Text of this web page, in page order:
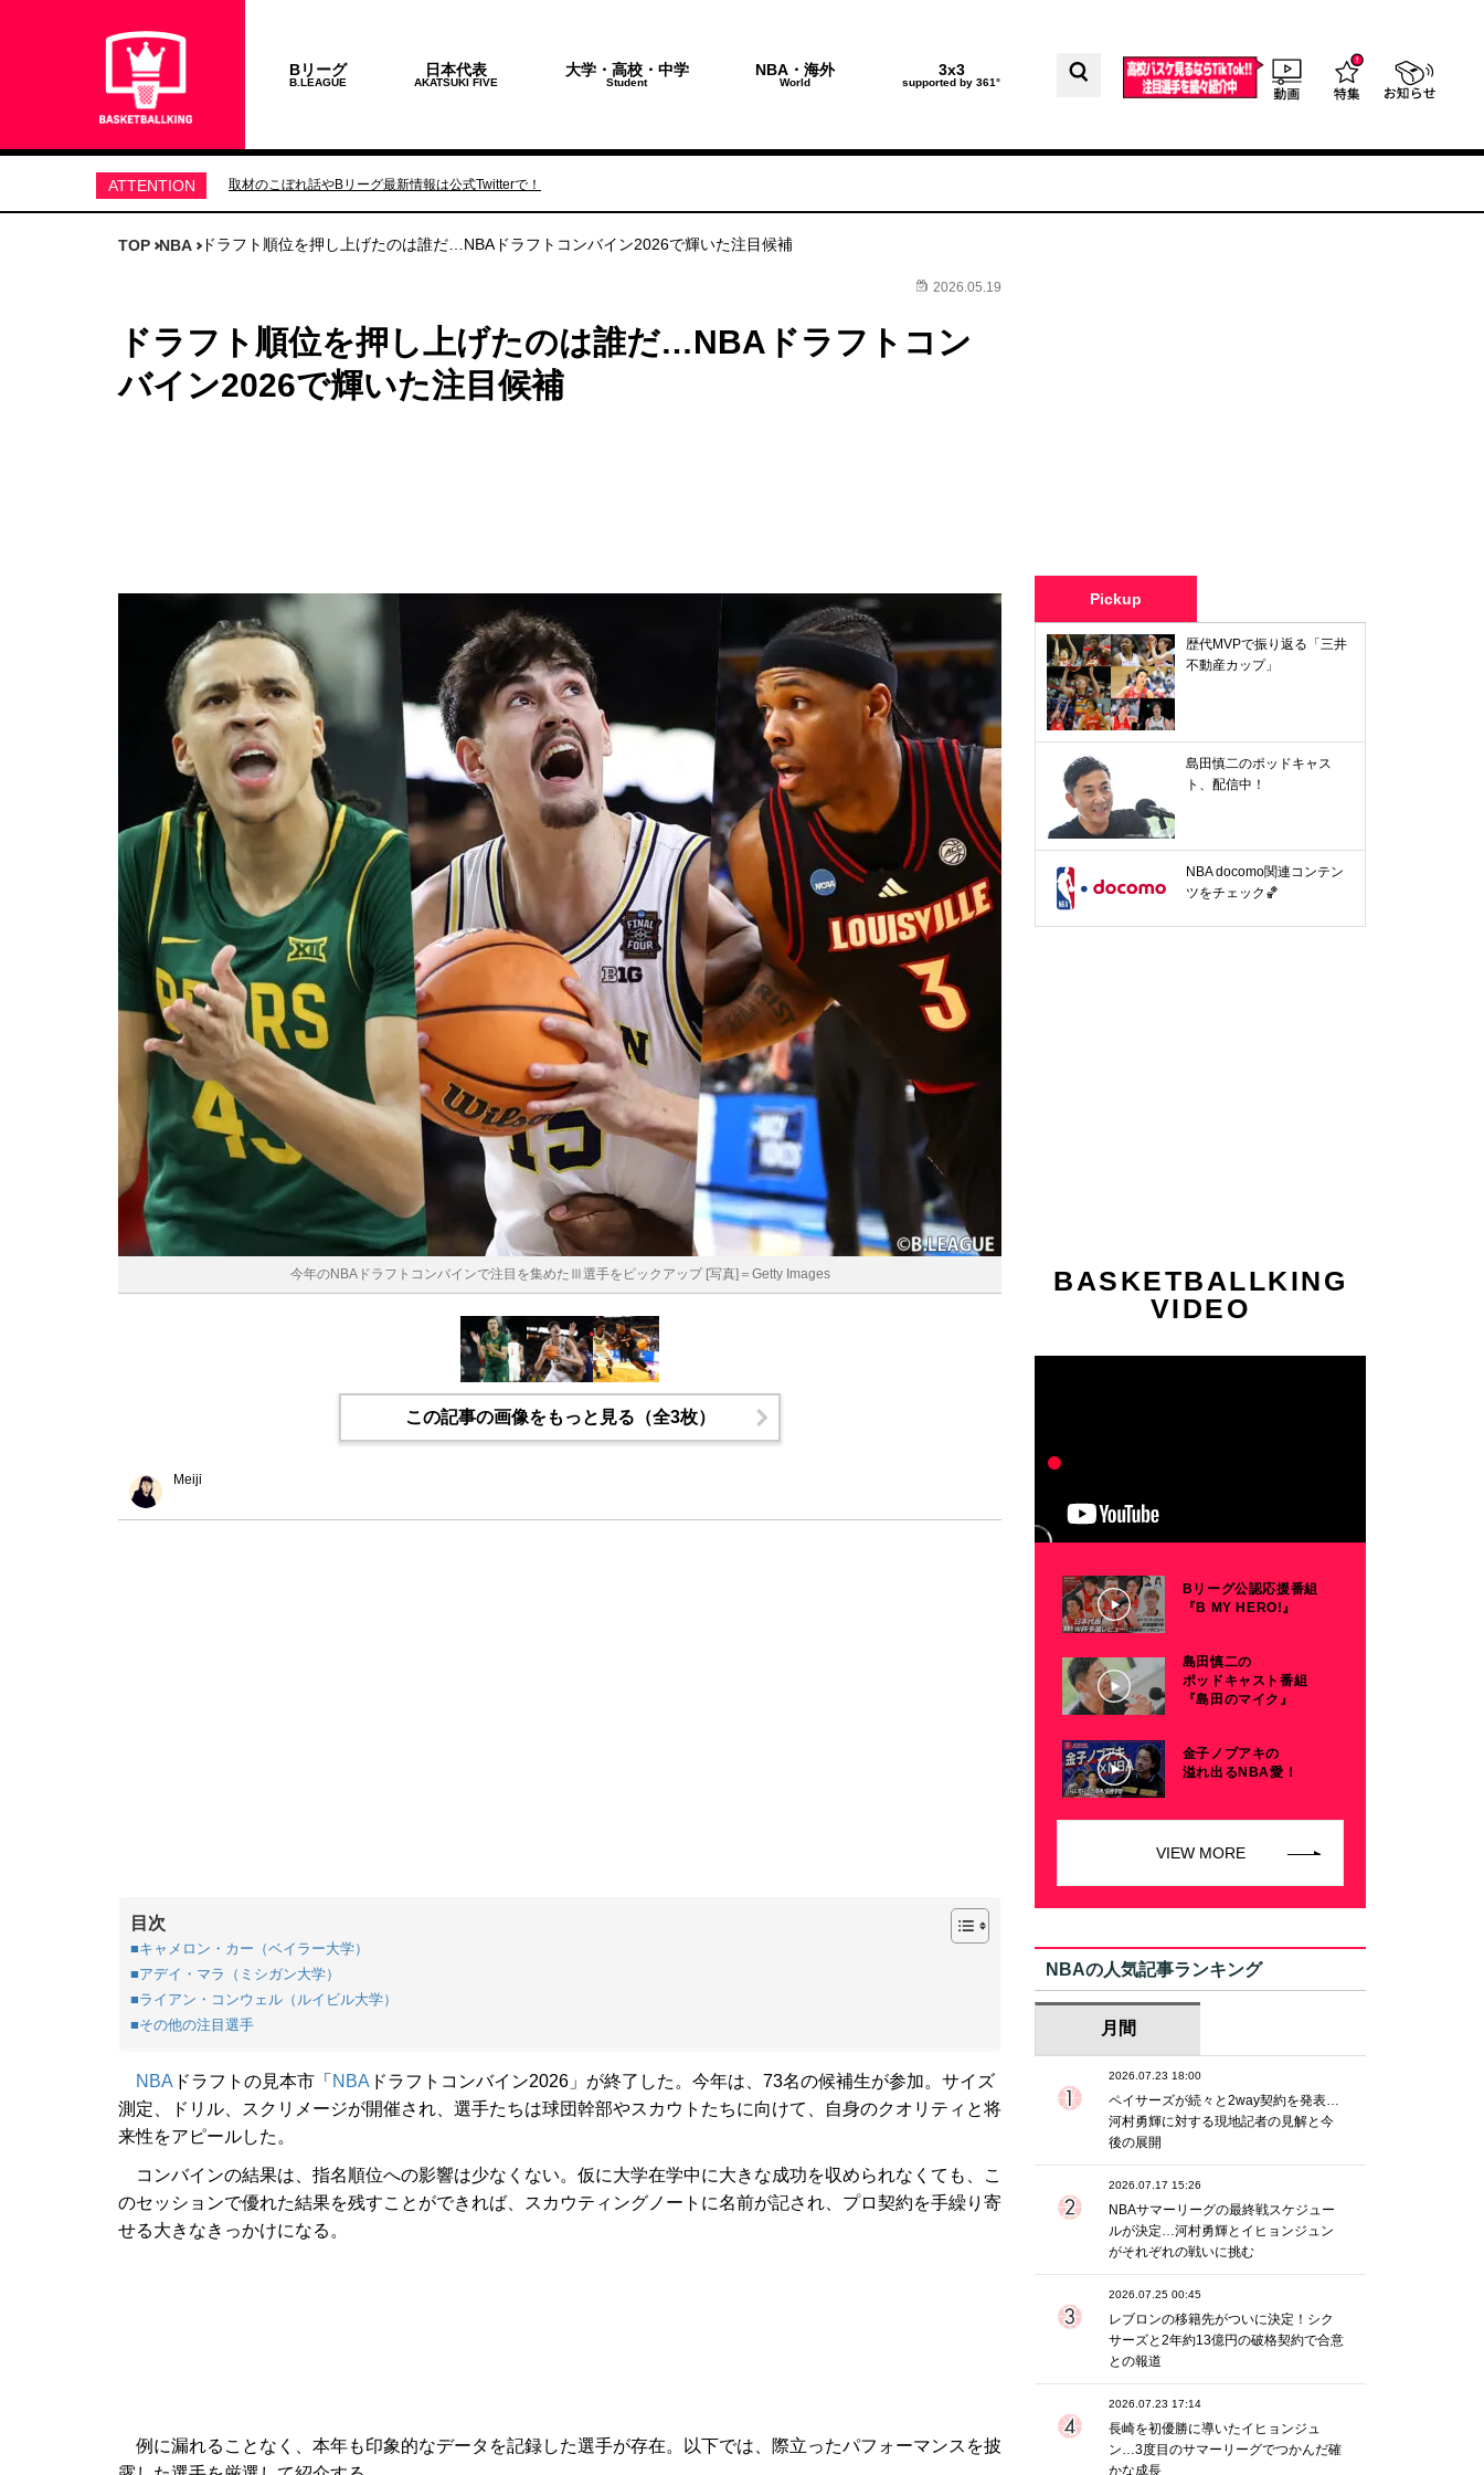
Bリーグ
B.LEAGUE
日本代表
AKATSUKI FIVE
大学・高校・中学
Student
NBA・海外
World
3x3
supported by 361°
ATTENTION 取材のこぼれ話やBリーグ最新情報は公式Twitterで！
TOP NBA ドラフト順位を押し上げたのは誰だ…NBAドラフトコンバイン2026で輝いた注目候補
2026.05.19
ドラフト順位を押し上げたのは誰だ…NBAドラフトコン
バイン2026で輝いた注目候補
今年のNBAドラフトコンバインで注目を集めたⅢ選手をピックアップ [写真]＝Getty Images
この記事の画像をもっと見る（全3枚）
Meiji
目次
■キャメロン・カー（ベイラー大学）
■アデイ・マラ（ミシガン大学）
■ライアン・コンウェル（ルイビル大学）
■その他の注目選手
NBA ドラフトの見本市「 NBA ドラフトコンバイン2026」が終了した。今年は、73名の候補生が参加。サイズ
測定、ドリル、スクリメージが開催され、選手たちは球団幹部やスカウトたちに向けて、自身のクオリティと将
来性をアピールした。
コンバインの結果は、指名順位への影響は少なくない。仮に大学在学中に大きな成功を収められなくても、こ
のセッションで優れた結果を残すことができれば、スカウティングノートに名前が記され、プロ契約を手繰り寄
せる大きなきっかけになる。
例に漏れることなく、本年も印象的なデータを記録した選手が存在。以下では、際立ったパフォーマンスを披
Pickup
歴代MVPで振り返る「三井
不動産カップ」
島田慎二のポッドキャス
ト、配信中！
NBA docomo関連コンテン
ツをチェック🏀
BASKETBALLKING
VIDEO
Bリーグ公認応援番組
『B MY HERO!』
島田慎二の
ポッドキャスト番組
『島田のマイク』
金子ノブアキの
溢れ出るNBA愛！
VIEW MORE
NBAの人気記事ランキング
月間
2026.07.23 18:00
ペイサーズが続々と2way契約を発表…
河村勇輝に対する現地記者の見解と今
後の展開
2026.07.17 15:26
NBAサマーリーグの最終戦スケジュー
ルが決定…河村勇輝とイヒョンジュン
がそれぞれの戦いに挑む
2026.07.25 00:45
レブロンの移籍先がついに決定！シク
サーズと2年約13億円の破格契約で合意
との報道
2026.07.23 17:14
長崎を初優勝に導いたイヒョンジュ
ン…3度目のサマーリーグでつかんだ確
かな成長